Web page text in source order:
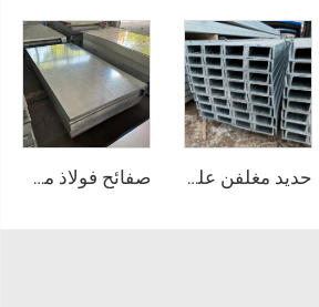
حديد مغلفن على شكل قناة صفائح فولاذ مجلفن وفق معيار ASTM